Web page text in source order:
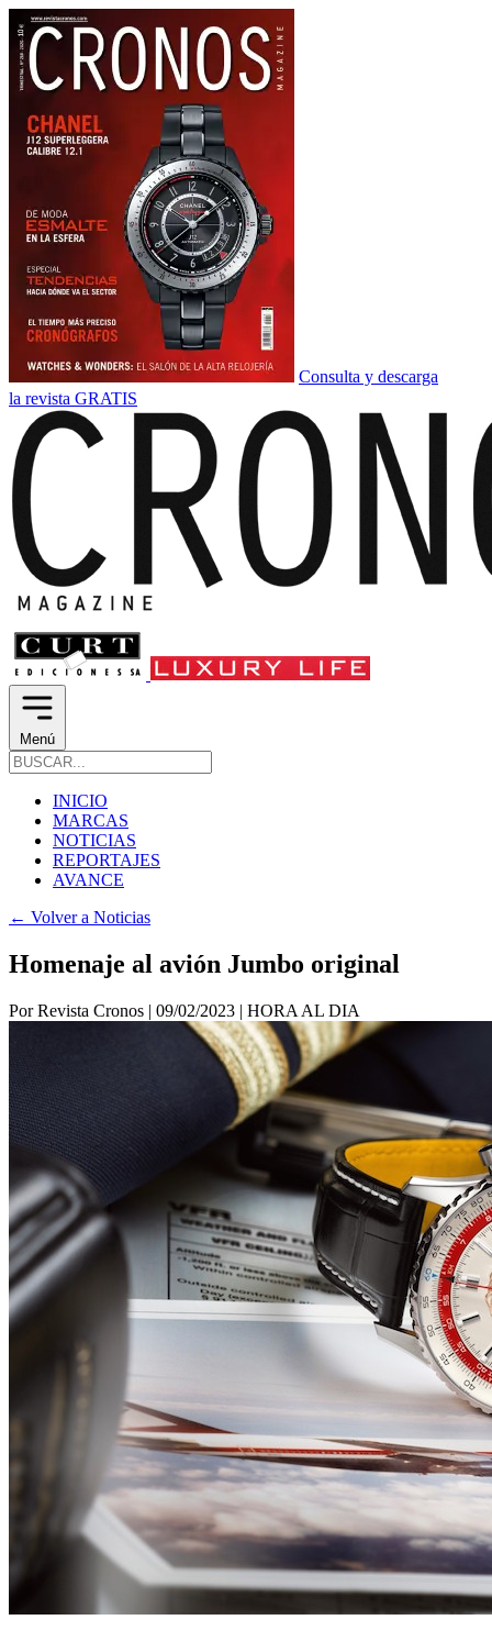
Consulta y descarga
la revista GRATIS
Menú
INICIO
MARCAS
NOTICIAS
REPORTAJES
AVANCE
← Volver a Noticias
Homenaje al avión Jumbo original
Por Revista Cronos | 09/02/2023 | HORA AL DIA